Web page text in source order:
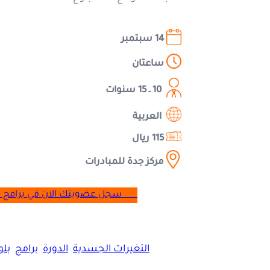
14 سبتمبر
ساعتان
10 ـ 15 سنوات
العربية
115 ريال
مركز جدة للمبادرات
……..سجل عضويتك الان في برامج
التغيرات الجسدية الدورة برامج